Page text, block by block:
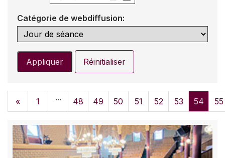
Catégorie de webdiffusion:
Appliquer Réinitialiser
« 1 ... 48 49 50 51 52 53 54 55